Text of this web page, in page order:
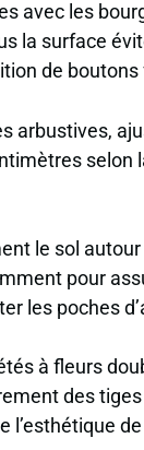
avec les
la surface
de
arbustives,
selon
le sol
pour
les poches
à fleurs
des
l’esthétique